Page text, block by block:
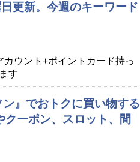
更新。今週のキーワード
ウント+ポイントカード持っ
す
』でおトクに買い物する
ーポン、スロット、間